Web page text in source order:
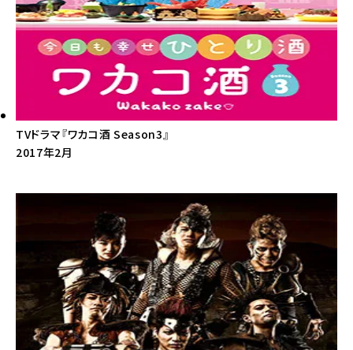
TVドラマ『ワカコ酒 Season3』
2017年2月